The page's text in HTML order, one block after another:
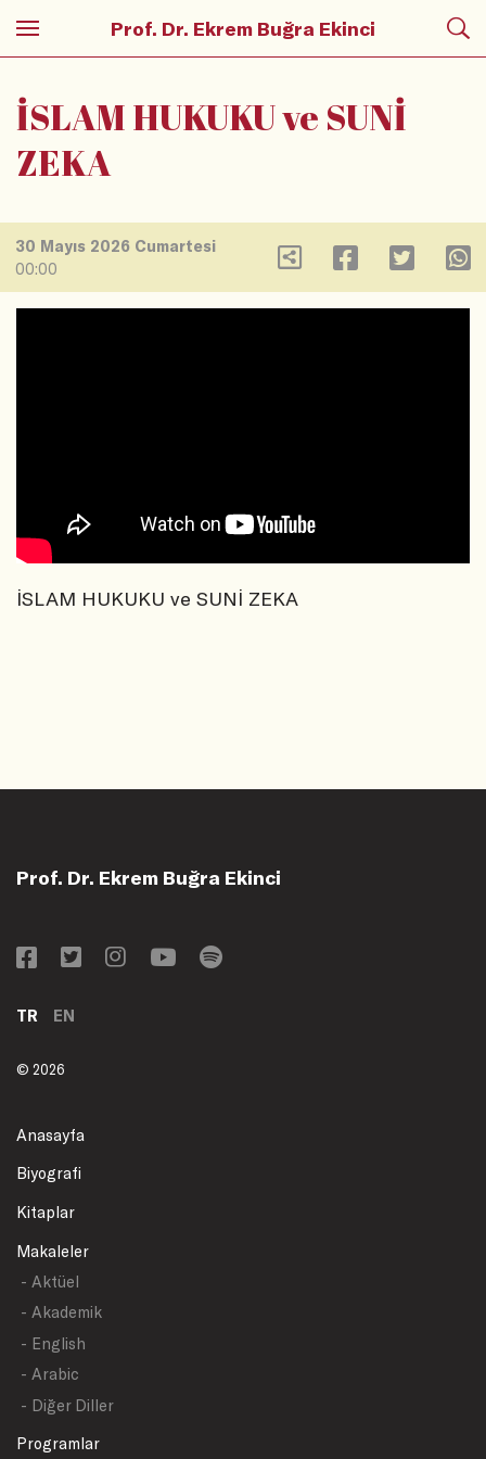
Prof. Dr. Ekrem Buğra Ekinci
İSLAM HUKUKU ve SUNİ
ZEKA
İSLAM HUKUKU ve SUNİ ZEKA
30 Mayıs 2026 Cumartesi
00:00
Prof. Dr. Ekrem Buğra Ekinci
TR EN
© 2026
Anasayfa
Biyografi
Kitaplar
Makaleler
- Aktüel
- Akademik
- English
- Arabic
- Diğer Diller
Programlar